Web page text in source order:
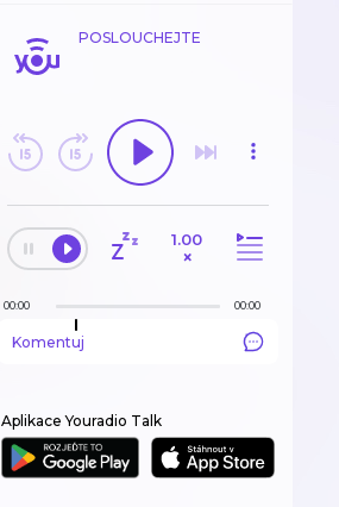
POSLOUCHEJTE
1.00
×
00:00 00:00
Komentuj
Aplikace Youradio Talk